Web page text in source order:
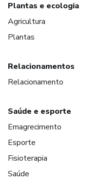
Plantas e ecologia
Agricultura
Plantas
Relacionamentos
Relacionamento
Saúde e esporte
Emagrecimento
Esporte
Fisioterapia
Saúde